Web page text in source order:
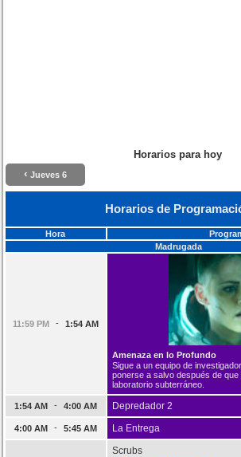
Horarios para hoy
‹ Jueves 6
Horarios de
Hora
Madrugada
11:59 PM - 1:54 AM
Amenaza en lo Profundo
Sigue a un equipo de
ponerse a salvo después de
laboratorio subterráneo.
1:54 AM - 4:00 AM Depredador 2
4:00 AM - 5:45 AM La Entrega
Scrubs